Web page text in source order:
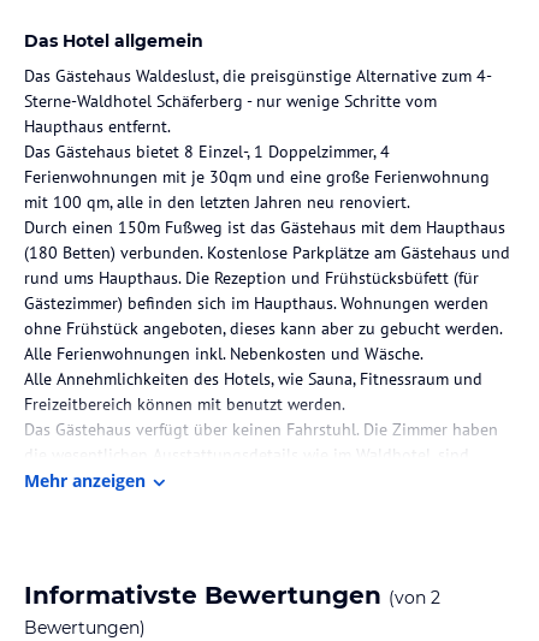
Das Hotel allgemein
Das Gästehaus Waldeslust, die preisgünstige Alternative zum 4-
Sterne-Waldhotel Schäferberg - nur wenige Schritte vom
Haupthaus entfernt.
Das Gästehaus bietet 8 Einzel-, 1 Doppelzimmer, 4
Ferienwohnungen mit je 30qm und eine große Ferienwohnung
mit 100 qm, alle in den letzten Jahren neu renoviert.
Durch einen 150m Fußweg ist das Gästehaus mit dem Haupthaus
(180 Betten) verbunden. Kostenlose Parkplätze am Gästehaus und
rund ums Haupthaus. Die Rezeption und Frühstücksbüfett (für
Gästezimmer) befinden sich im Haupthaus. Wohnungen werden
ohne Frühstück angeboten, dieses kann aber zu gebucht werden.
Alle Ferienwohnungen inkl. Nebenkosten und Wäsche.
Alle Annehmlichkeiten des Hotels, wie Sauna, Fitnessraum und
Freizeitbereich können mit benutzt werden.
Das Gästehaus verfügt über keinen Fahrstuhl. Die Zimmer haben
die wesentlichen Ausstattungsdetails wie im Waldhotel, sind
jedoch etwas kleiner und durch Verkehrsgeräusche ungünstig
Nur 10 Minuten von der documenta Stadt Kassel entfernt am
Rande von Habichtswald und Reinhardswald, mitten im Grünen.
Mehr anzeigen
Informativste Bewertungen (von 2
Bewertungen)